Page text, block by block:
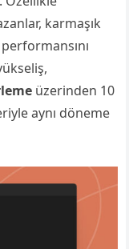
karmaşık
üzerinden 10
aynı döneme